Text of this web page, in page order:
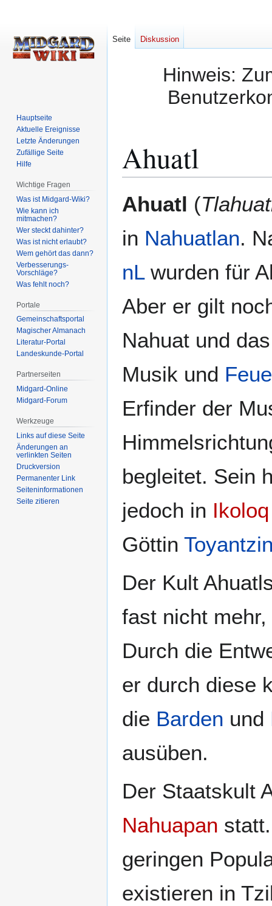
Hinweis:
Ahuatl
Navigation
Suche
Ahuatl (
in Nahuatlan.
nLwurden für
Aber er gilt
Nahuat und
Musik und
Erfinder der
begleitet. Sein
jedoch in Ikoloq
Göttin
Der Kult
fast nicht
Durch die
er durch diese
die Barden und
ausüben.
Der Staatskult
Nahuapan
geringen
existieren in
Seite Diskussion
Hauptseite
Aktuelle Ereignisse
Letzte Änderungen
Zufällige Seite
Hilfe
Wichtige Fragen
Was ist Midgard-Wiki?
Wie kann ich
mitmachen?
Wer steckt dahinter?
Was ist nicht erlaubt?
Wem gehört das dann?
Verbesserungs-
Vorschläge?
Was fehlt noch?
Portale
Gemeinschafts­portal
Magischer Almanach
Literatur-Portal
Landeskunde-Portal
Partnerseiten
Midgard-Online
Midgard-Forum
Werkzeuge
Links auf diese Seite
Änderungen an
verlinkten Seiten
Druckversion
Permanenter Link
Seiten­­informationen
Seite zitieren